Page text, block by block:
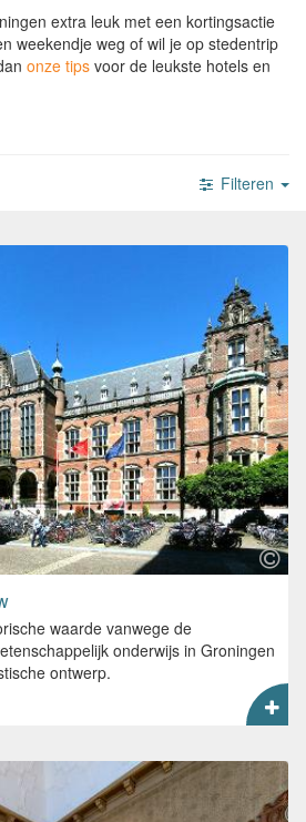
extra leuk met een kortingsactie
weekendje weg of wil je op stedentrip
onze tips voor de leukste hotels en
Filteren
waarde vanwege de
onderwijs in Groningen
ontwerp.